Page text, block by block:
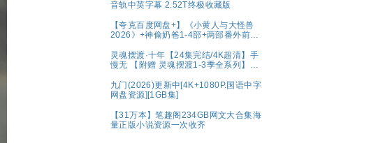
音轨中英字幕 2.52T终极收藏版
【夸克百度网盘+】《小黄人与大怪兽
2026》+神偷奶爸1-4部+两部番外前传
灵魂摆渡·十年【24集完结/4K超清】手
慢无 【附赠 灵魂摆渡1-3季全系列】夸
九门(2026)更新中[4K+1080P.国语中字
网盘资源][1GB集]
【31万本】笔趣阁234GB网文大合集海
量正版小说资源一次收齐